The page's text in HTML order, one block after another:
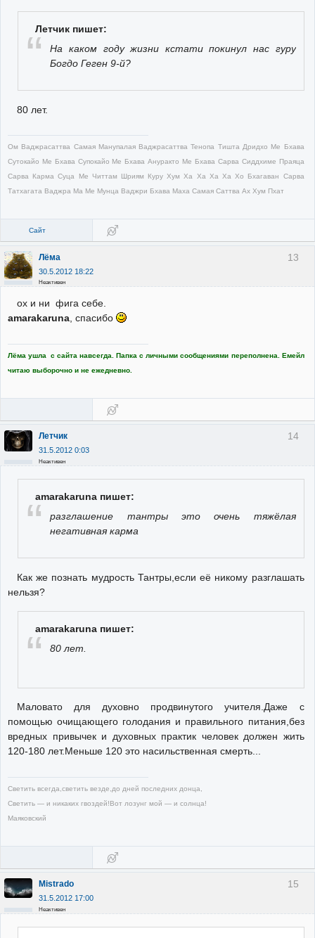
Летчик пишет:
На каком году жизни кстати покинул нас гуру
Богдо Геген 9-й?
80 лет.
Ом Ваджрасаттва Самая Манупалая Ваджрасаттва Тенопа Тишта Дридхо Ме Бхава
Сутокайо Ме Бхава Супокайо Ме Бхава Ануракто Ме Бхава Сарва Сиддхиме Праяца
Сарва Карма Суца Ме Читтам Шриям Куру Хум Ха Ха Ха Ха Хо Бхагаван Сарва
Татхагата Ваджра Ма Ме Мунца Ваджри Бхава Маха Самая Саттва Ах Хум Пхат
Сайт
13
Лёма
30.5.2012 18:22
Неактивен
ох и ни фига себе.
amarakaruna , спасибо
Лёма ушла с сайта навсегда. Папка с личными сообщениями переполнена. Емейл
читаю выборочно и не ежедневно.
14
Летчик
31.5.2012 0:03
Неактивен
amarakaruna пишет:
разглашение тантры это очень тяжёлая
негативная карма
Как же познать мудрость Тантры,если её никому разглашать
нельзя?
amarakaruna пишет:
80 лет.
Маловато для духовно продвинутого учителя.Даже с
помощью очищающего голодания и правильного питания,без
вредных привычек и духовных практик человек должен жить
120-180 лет.Меньше 120 это насильственная смерть...
Светить всегда,светить везде,до дней последних донца,
Светить — и никаких гвоздей!Вот лозунг мой — и солнца!
Маяковский
15
Mistrado
31.5.2012 17:00
Неактивен